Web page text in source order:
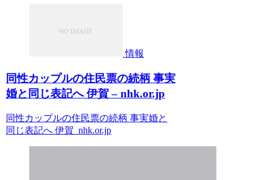
情報
同性カップルの住民票の続柄 事実
婚と同じ表記へ 伊賀 – nhk.or.jp
同性カップルの住民票の続柄 事実婚と
同じ表記へ 伊賀 nhk.or.jp